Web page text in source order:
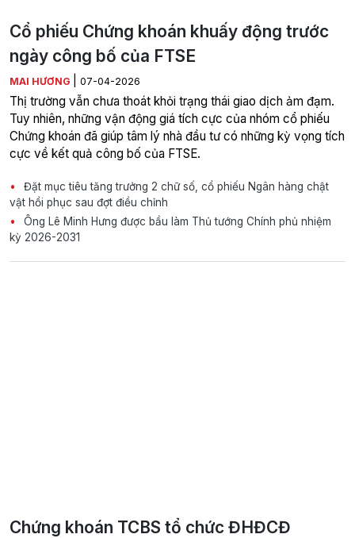
Cổ phiếu Chứng khoán khuấy động trước
ngày công bố của FTSE
MAI HƯƠNG 07-04-2026
Thị trường vẫn chưa thoát khỏi trạng thái giao dịch ảm đạm.
Tuy nhiên, những vận động giá tích cực của nhóm cổ phiếu
Chứng khoán đã giúp tâm lý nhà đầu tư có những kỳ vọng tích
cực về kết quả công bố của FTSE.
Đặt mục tiêu tăng trưởng 2 chữ số, cổ phiếu Ngân hàng chật
vật hồi phục sau đợt điều chỉnh
Ông Lê Minh Hưng được bầu làm Thủ tướng Chính phủ nhiệm
kỳ 2026-2031
Chứng khoán TCBS tổ chức ĐHĐCĐ